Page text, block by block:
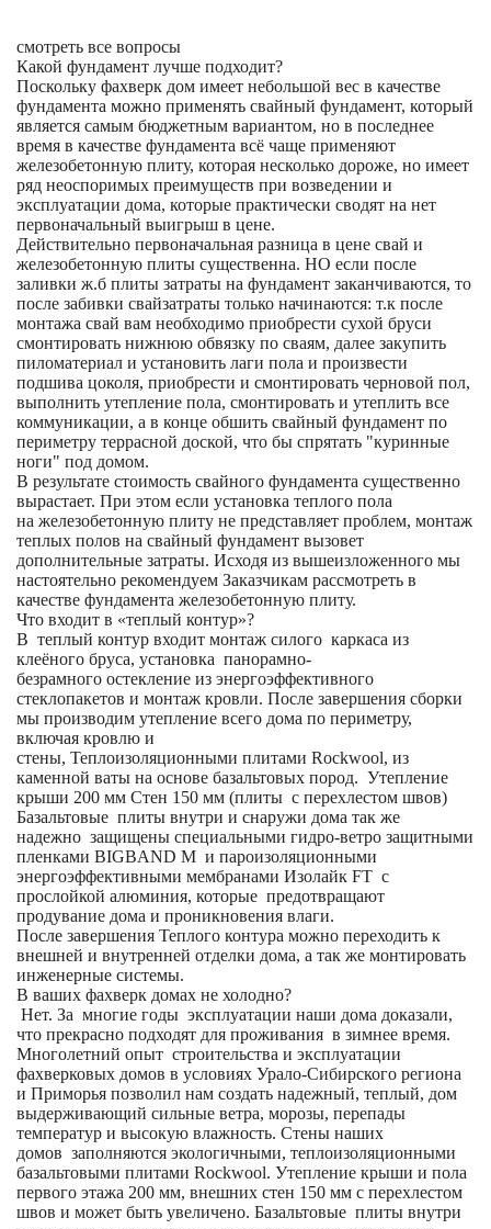
смотреть все вопросы
Какой фундамент лучше подходит?
Поскольку фахверк дом имеет небольшой вес в качестве
фундамента можно применять свайный фундамент, который
является самым бюджетным вариантом, но в последнее
время в качестве фундамента всё чаще применяют
железобетонную плиту, которая несколько дороже, но имеет
ряд неоспоримых преимуществ при возведении и
эксплуатации дома, которые практически сводят на нет
первоначальный выигрыш в цене.
Действительно первоначальная разница в цене свай и
железобетонную плиты существенна. НО если после
заливки ж.б плиты затраты на фундамент заканчиваются, то
после забивки свайзатраты только начинаются: т.к после
монтажа свай вам необходимо приобрести сухой бруси
смонтировать нижнюю обвязку по сваям, далее закупить
пиломатериал и установить лаги пола и произвести
подшива цоколя, приобрести и смонтировать черновой пол,
выполнить утепление пола, смонтировать и утеплить все
коммуникации, а в конце обшить свайный фундамент по
периметру террасной доской, что бы спрятать "куринные
ноги" под домом.
В результате стоимость свайного фундамента существенно
вырастает. При этом если установка теплого пола
на железобетонную плиту не представляет проблем, монтаж
теплых полов на свайный фундамент вызовет
дополнительные затраты. Исходя из вышеизложенного мы
настоятельно рекомендуем Заказчикам рассмотреть в
качестве фундамента железобетонную плиту.
Что входит в «теплый контур»?
В теплый контур входит монтаж силого каркаса из
клеёного бруса, установка панорамно-
безрамного остекление из энергоэффективного
стеклопакетов и монтаж кровли. После завершения сборки
мы производим утепление всего дома по периметру,
включая кровлю и
стены, Теплоизоляционными плитами Rockwool, из
каменной ваты на основе базальтовых пород. Утепление
крыши 200 мм Стен 150 мм (плиты с перехлестом швов)
Базальтовые плиты внутри и снаружи дома так же
надежно защищены специальными гидро-ветро защитными
пленками BIGBAND M и пароизоляционными
энергоэффективными мембранами Изолайк FT с
прослойкой алюминия, которые предотвращают
продувание дома и проникновения влаги.
После завершения Теплого контура можно переходить к
внешней и внутренней отделки дома, а так же монтировать
инженерные системы.
В ваших фахверк домах не холодно?
Нет. За многие годы эксплуатации наши дома доказали,
что прекрасно подходят для проживания в зимнее время.
Многолетний опыт строительства и эксплуатации
фахверковых домов в условиях Урало-Сибирского региона
и Приморья позволил нам создать надежный, теплый, дом
выдерживающий сильные ветра, морозы, перепады
температур и высокую влажность. Стены наших
домов заполняются экологичными, теплоизоляционными
базальтовыми плитами Rockwool. Утепление крыши и пола
первого этажа 200 мм, внешних стен 150 мм с перехлестом
швов и может быть увеличено. Базальтовые плиты внутри